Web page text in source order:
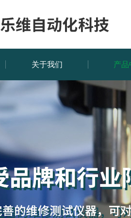
关于我们 产品